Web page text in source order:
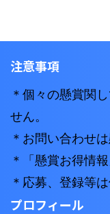
注意事項
＊個々の懸賞関
せん。
＊お問い合わせ
＊「懸賞お得情
＊応募、登録等
プロフィール